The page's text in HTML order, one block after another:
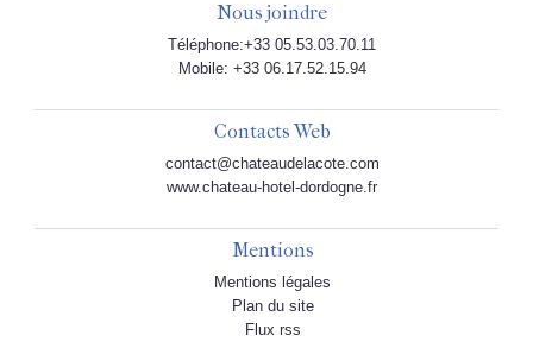
Nous joindre
Téléphone:+33 05.53.03.70.11
Mobile: +33 06.17.52.15.94
Contacts Web
contact@chateaudelacote.com
www.chateau-hotel-dordogne.fr
Mentions
Mentions légales
Plan du site
Flux rss